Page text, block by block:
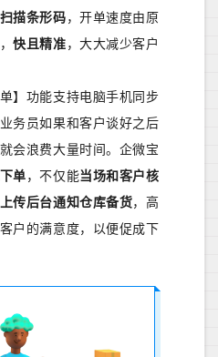
描条形码，开单速度由原
快且精准，大大减少客户
】功能支持电脑手机同步
务员如果和客户谈好之后
会浪费大量时间。企微宝
单，不仅能当场和客户核
传后台通知仓库备货，高
户的满意度，以便促成下